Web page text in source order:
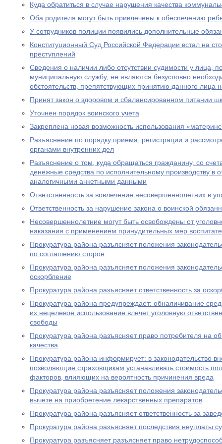
Куда обратиться в случае нарушения качества
Оба родителя могут быть привлечены к обеспечению
У сотрудников полиции появились дополнительные
Конституционный Суд Российской Федерации встал на
преступлений
Сведения о наличии либо отсутствии судимости у лица,
муниципальную службу, не являются безусловно
обстоятельств, препятствующих принятию данного лица
Принят закон о здоровом и сбалансированном питании
Уточнен порядок воинского учета
Закреплена новая возможность использования
Разъяснение по порядку приема, регистрации и
органами внутренних дел
Разъяснение о том, куда обращаться гражданину, со
денежные средства по исполнительному производству в
аналогичными анкетными данными
Ответственность за вовлечение несовершеннолетних в
Ответственность за нарушение закона о воинской
Несовершеннолетние могут быть освобождены от
наказания с применением принудительных мер
Прокуратура района разъясняет положения
по соглашению сторон
Прокуратура района разъясняет положения
оскорбление
Прокуратура района разъясняет ответственность за
Прокуратура района предупреждает: обналичивание
их нецелевое использование влечет уголовную
свободы
Прокуратура района разъясняет право потребителя на
качества
Прокуратура района информирует: в законодательство
позволяющие страховщикам устанавливать стоимость
факторов, влияющих на вероятность причинения вреда
Прокуратура района разъясняет положения
вычете на приобретение лекарственных препаратов
Прокуратура района разъясняет ответственность за
Прокуратура района разъясняет последствия неуплаты
Прокуратура разъясняет разъясняет право